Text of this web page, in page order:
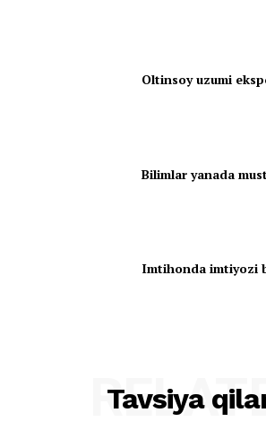
Oltinsoy uzumi
Bilimlar yanada
Imtihonda imtiyozi
Tavsiya